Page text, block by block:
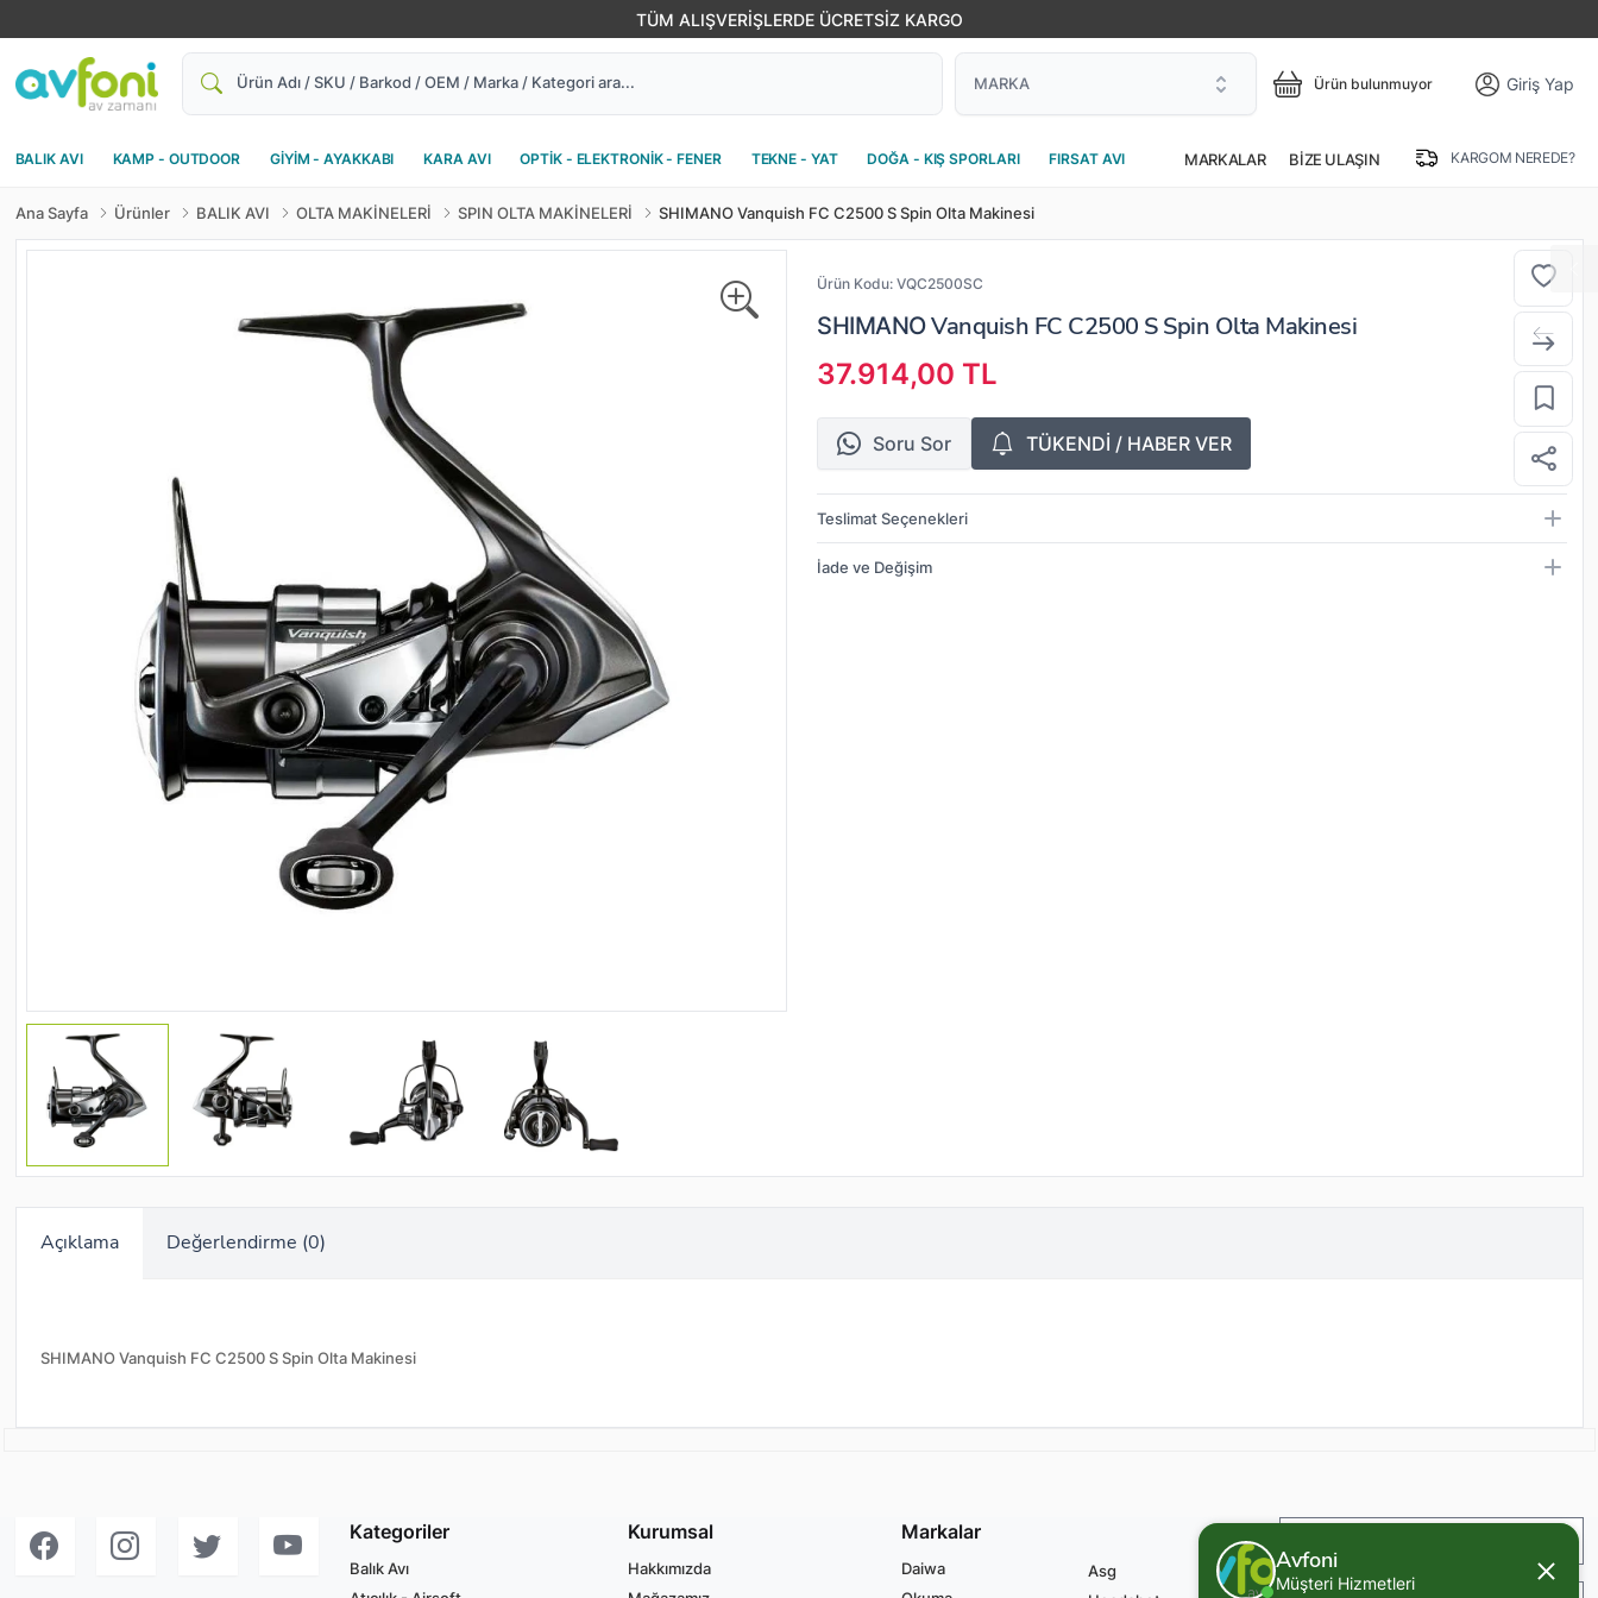
TÜM ALIŞVERİŞLERDE ÜCRETSİZ KARGO
Ara
Ürün bulunmuyor Giriş Yap
BALIK AVI KAMP - OUTDOOR GİYİM - AYAKKABI KARA AVI OPTİK - ELEKTRONİK - FENER TEKNE - YAT DOĞA - KIŞ SPORLARI FIRSAT AVI MARKALAR BIZE ULAŞIN KARGOM NEREDE?
Ana Sayfa Ürünler BALIK AVI OLTA MAKİNELERİ SPIN OLTA MAKİNELERİ SHIMANO Vanquish FC C2500 S Spin Olta Makinesi
Ürün Kodu: VQC2500SC
SHIMANOVanquish FC C2500 S Spin Olta Makinesi
37.914,00 TL
Soru Sor TÜKENDİ / HABER VER
Teslimat Seçenekleri
İade ve Değişim
Açıklama Değerlendirme (0)
SHIMANO Vanquish FC C2500 S Spin Olta Makinesi
Kategoriler
Balık Avı
Kurumsal
Hakkımızda
Markalar
Daiwa
Asg
Avfoni
Müşteri Hizmetleri